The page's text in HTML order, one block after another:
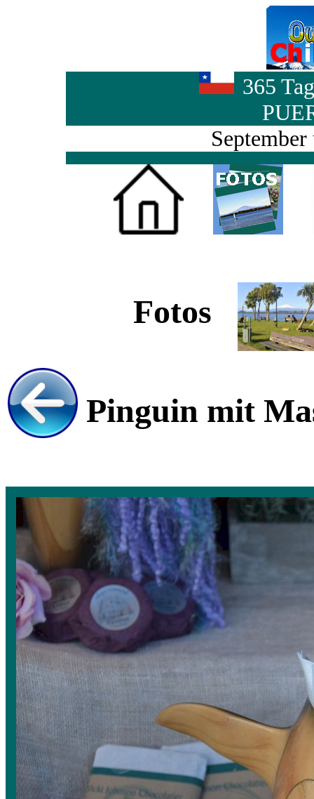
365
Fotos
Pinguin mit